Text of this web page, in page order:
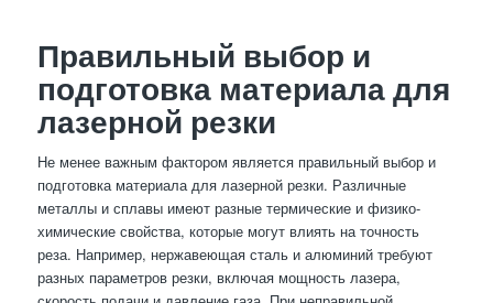
Правильный выбор и
подготовка материала для
лазерной резки
Не менее важным фактором является правильный выбор и
подготовка материала для лазерной резки. Различные
металлы и сплавы имеют разные термические и физико-
химические свойства, которые могут влиять на точность
реза. Например, нержавеющая сталь и алюминий требуют
разных параметров резки, включая мощность лазера,